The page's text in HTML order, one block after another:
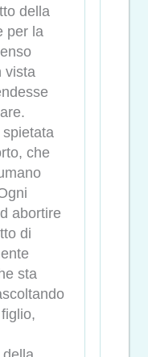
della
per la
vista
spietata
che
abortire
di
sta